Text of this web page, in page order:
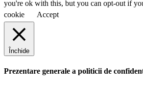
you're ok with this, but you can opt-out if
cookie
Accept
Închide
Prezentare generale a politicii de